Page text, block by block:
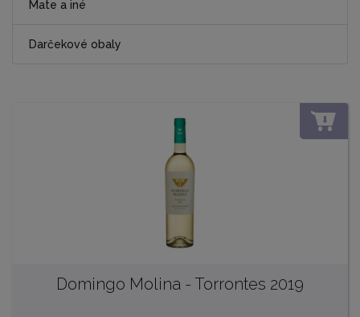
Mate a iné
Darčekové obaly
Domingo Molina - Torrontes 2019